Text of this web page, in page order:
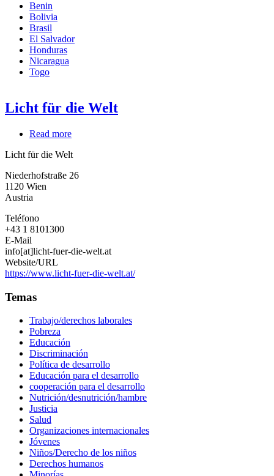
Benin
Bolivia
Brasil
El Salvador
Honduras
Nicaragua
Togo
Licht für die Welt
Read more
für
Welt
Licht für die Welt
Niederhofstraße 26
1120 Wien
Austria
Teléfono
+43 1 8101300
E-Mail
info[at]licht-fuer-die-welt.at
Website/URL
https://www.licht-fuer-die-welt.at/
Temas
Trabajo/derechos laborales
Pobreza
Educación
Discriminación
Política de desarrollo
Educación para el desarrollo
cooperación para el desarrollo
Nutrición/desnutrición/hambre
Justicia
Salud
Organizaciones internacionales
Jóvenes
Niños/Derecho de los niños
Derechos humanos